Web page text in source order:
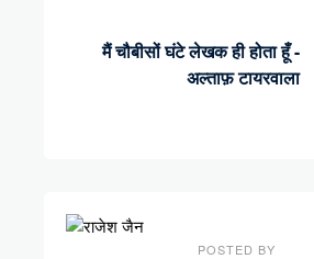
मैं चौबीसों घंटे लेखक ही होता हूँ -
अल्ताफ़ टायरवाला
POSTED BY